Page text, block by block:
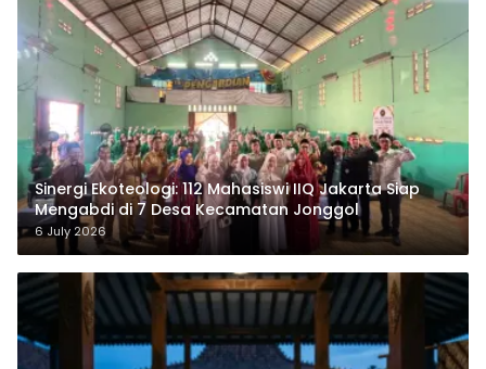
‎Sinergi Ekoteologi: 112 Mahasiswi IIQ Jakarta Siap
Mengabdi di 7 Desa Kecamatan Jonggol
6 July 2026